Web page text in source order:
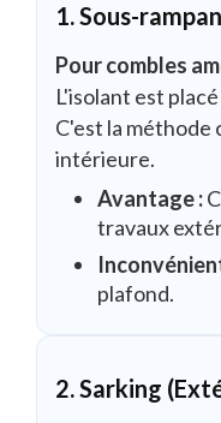
1. Sous-
Pour combles
L'isolant est
C'est la méthode
intérieure.
Avantage :
travaux
plafond.
2. Sarking